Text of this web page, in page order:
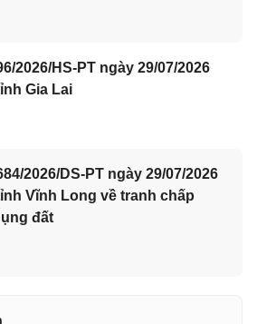
2026/HS-PT ngày 29/07/2026
Gia Lai
2026/DS-PT ngày 29/07/2026
Vĩnh Long về tranh chấp
đất